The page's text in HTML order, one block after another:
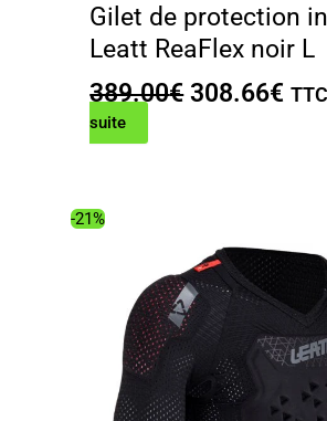
Gilet de protection
Leatt ReaFlex noir L
389.00€ Le
308.66€ Le
TTC
suite
-21%